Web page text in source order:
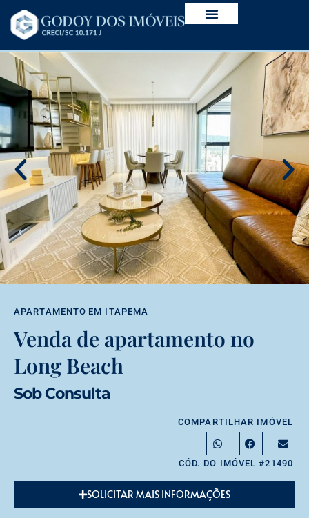
APARTAMENTO EM ITAPEMA
Venda de apartamento no
Long Beach
Sob Consulta
COMPARTILHAR IMÓVEL
CÓD. DO IMÓVEL #21490
SOLICITAR MAIS INFORMAÇÕES